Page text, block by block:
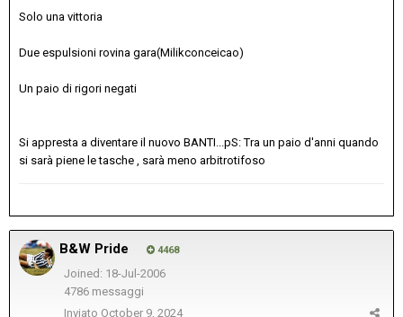
Solo una vittoria
Due espulsioni rovina gara(Milikconceicao)
Un paio di rigori negati
Si appresta a diventare il nuovo BANTI...pS: Tra un paio d'anni quando
si sarà piene le tasche , sarà meno arbitrotifoso
B&W Pride 4468
Joined: 18-Jul-2006
4786 messaggi
Inviato October 9, 2024